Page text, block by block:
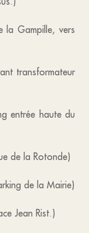
la Gampille, vers
transformateur
entrée haute du
de la Rotonde)
de la Mairie)
Jean Rist.)